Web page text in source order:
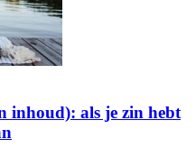
inhoud): als je zin hebt